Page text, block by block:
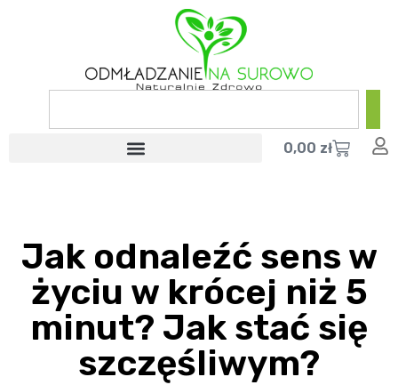
0,00 zł
Jak odnaleźć sens w
życiu w krócej niż 5
minut? Jak stać się
szczęśliwym?